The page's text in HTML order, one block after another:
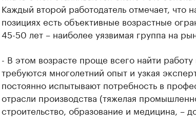
Каждый второй работодатель отмечает, что
позициях есть объективные возрастные
45-50 лет – наиболее уязвимая группа на
- В этом возрасте проще всего найти
требуются многолетний опыт и узкая
постоянно испытывают потребность в
отрасли производства (тяжелая
строительство, образование и медицина, –